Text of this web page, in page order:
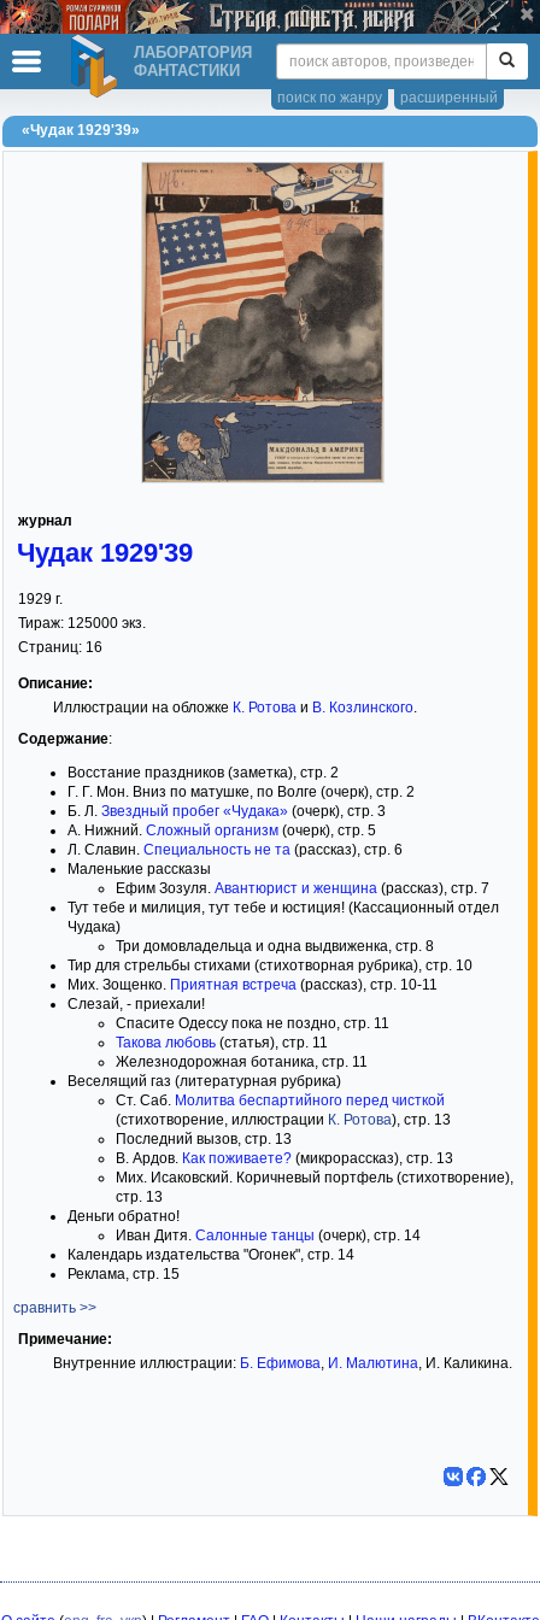
ЛАБОРАТОРИЯ
ФАНТАСТИКИ
расширенный
поиск по жанру
«Чудак 1929'39»
журнал
Чудак 1929'39
1929 г.
Тираж: 125000 экз.
Страниц: 16
Описание:
Иллюстрации на обложке К. Ротоваи В. Козлинского.
Содержание:
Восстание праздников (заметка), стр. 2
Г. Г. Мон. Вниз по матушке, по Волге (очерк), стр. 2
Б. Л. Звездный пробег «Чудака» (очерк), стр. 3
А. Нижний. Сложный организм (очерк), стр. 5
Л. Славин. Специальность не та (рассказ), стр. 6
Маленькие рассказы
Ефим Зозуля. Авантюрист и женщина (рассказ), стр. 7
Тут тебе и милиция, тут тебе и юстиция! (Кассационный отдел
Чудака)
Три домовладельца и одна выдвиженка, стр. 8
Тир для стрельбы стихами (стихотворная рубрика), стр. 10
Мих. Зощенко. Приятная встреча (рассказ), стр. 10-11
Слезай, - приехали!
Спасите Одессу пока не поздно, стр. 11
Такова любовь (статья), стр. 11
Железнодорожная ботаника, стр. 11
Веселящий газ (литературная рубрика)
Ст. Саб. Молитва беспартийного перед чисткой
(стихотворение, иллюстрации К. Ротова), стр. 13
Последний вызов, стр. 13
В. Ардов. Как поживаете? (микрорассказ), стр. 13
Мих. Исаковский. Коричневый портфель (стихотворение),
стр. 13
Деньги обратно!
Иван Дитя. Салонные танцы (очерк), стр. 14
Календарь издательства "Огонек", стр. 14
Реклама, стр. 15
сравнить >>
Примечание:
Внутренние иллюстрации: Б. Ефимова, И. Малютина, И. Каликина.